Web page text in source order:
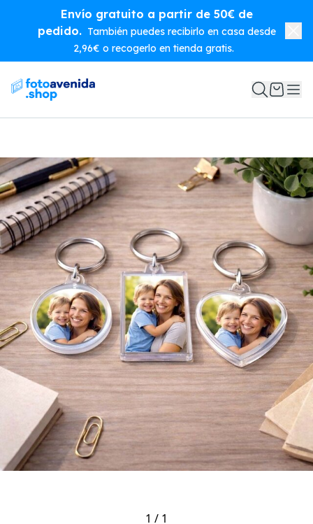
Envío gratuito a partir de 50€ de
pedido. También puedes recibirlo en casa desde
2,96€ o recogerlo en tienda gratis.
1 / 1